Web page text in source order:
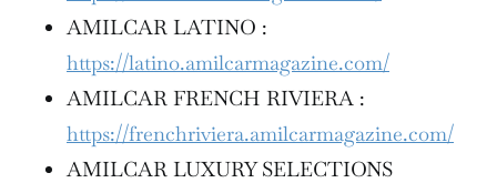
AMILCAR LATINO :
https://latino.amilcarmagazine.com/
AMILCAR FRENCH RIVIERA :
https://frenchriviera.amilcarmagazine.com/
AMILCAR LUXURY SELECTIONS